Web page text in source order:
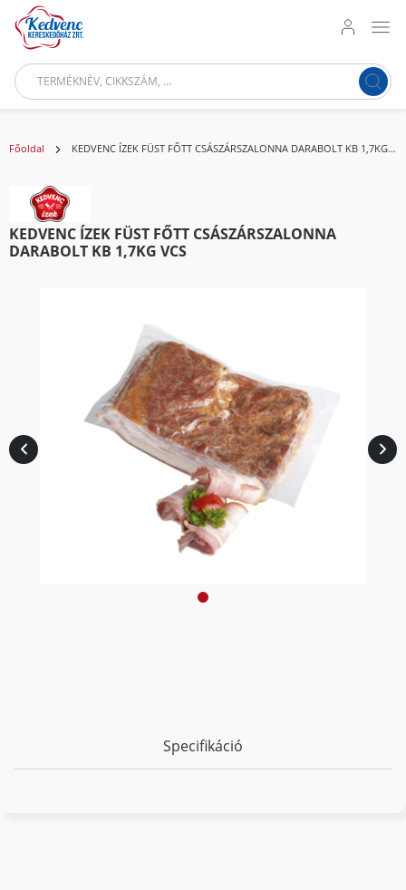
Főoldal KEDVENC ÍZEK FÜST FŐTT CSÁSZÁRSZALONNA DARABOLT KB 1,7KG VCS
KEDVENC ÍZEK FÜST FŐTT CSÁSZÁRSZALONNA
DARABOLT KB 1,7KG VCS
Specifikáció